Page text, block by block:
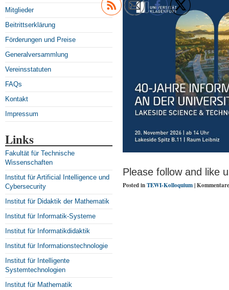
Mitglieder
Beitrittserklärung
Förderungen und Preise
Generalversammlung
Vereinsstatuten
FAQs
Kontakt
Impressum
Links
Fakultät für Technische
Wissenschaften
Institut für Artificial Intelligence und
Cybersecurity
Institut für Didaktik der Mathematik
Institut für Informatik-Systeme
Institut für Informatikdidaktik
Institut für Informationstechnologie
Institut für Intelligente
Systemtechnologien
Institut für Mathematik
Please follow and like
Posted inTEWI-Kolloquium|